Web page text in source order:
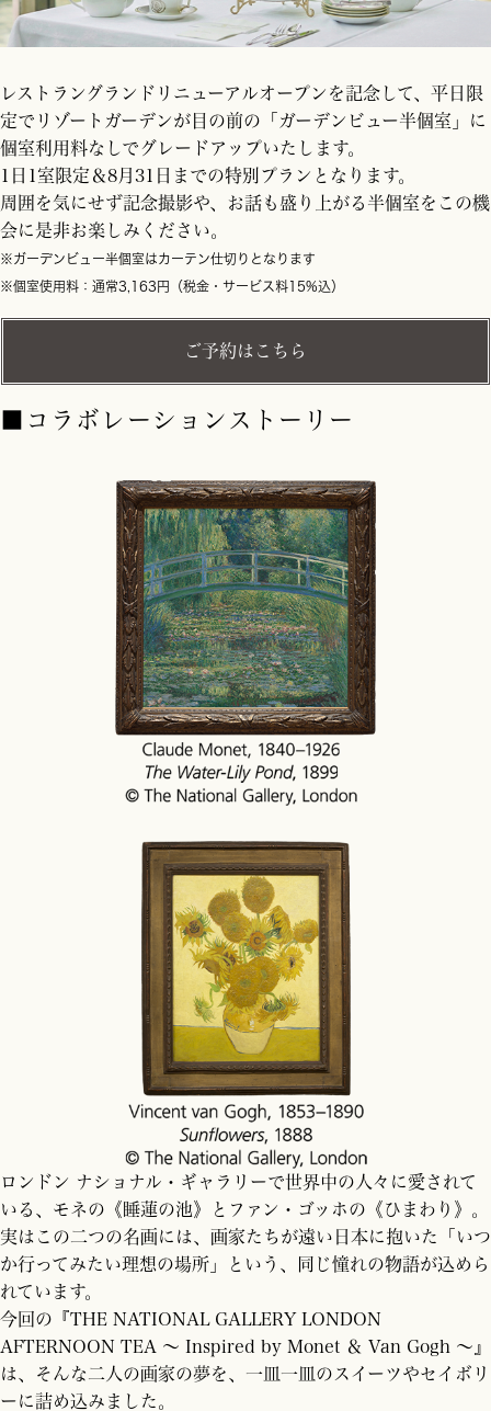
レストラングランドリニューアルオープンを記念して、平日限
定でリゾートガーデンが目の前の「ガーデンビュー半個室」に
個室利用料なしでグレードアップいたします。
1日1室限定＆8月31日までの特別プランとなります。
周囲を気にせず記念撮影や、お話も盛り上がる半個室をこの機
会に是非お楽しみください。
※ガーデンビュー半個室はカーテン仕切りとなります
※個室使用料：通常3,163円（税金・サービス料15%込）
ご予約はこちら
■コラボレーションストーリー
ロンドン ナショナル・ギャラリーで世界中の人々に愛されて
いる、モネの《睡蓮の池》とファン・ゴッホの《ひまわり》。
実はこの二つの名画には、画家たちが遠い日本に抱いた「いつ
か行ってみたい理想の場所」という、同じ憧れの物語が込めら
れています。
今回の『THE NATIONAL GALLERY LONDON
AFTERNOON TEA ～ Inspired by Monet ＆ Van Gogh ～』
は、そんな二人の画家の夢を、一皿一皿のスイーツやセイボリ
ーに詰め込みました。